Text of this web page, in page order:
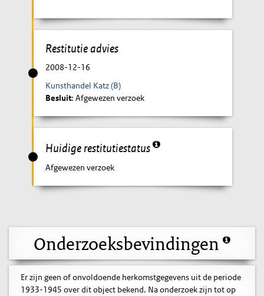
Restitutie advies
2008-12-16
Kunsthandel Katz (B)
Besluit: Afgewezen verzoek
Huidige restitutiestatus
Afgewezen verzoek
Onderzoeksbevindingen
Er zijn geen of onvoldoende herkomstgegevens uit de periode
1933-1945 over dit object bekend. Na onderzoek zijn tot op